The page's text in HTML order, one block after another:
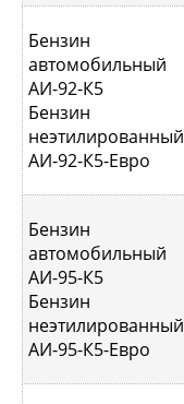
Бензин
автомобильный
АИ-92-К5
Бензин
неэтилированный
АИ-92-К5-Евро
Бензин
автомобильный
АИ-95-К5
Бензин
неэтилированный
АИ-95-К5-Евро